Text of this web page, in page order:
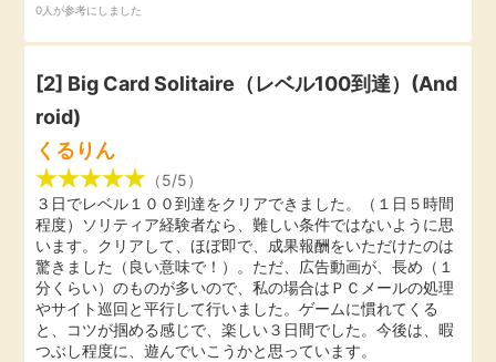
モニター
ポイ活お得情報
お友達紹介
カード比較
進学・教育
美容・健康
月額有料サービス
銀行・金融・投資
家計の固定費
0人が参考にしました
[2] Big Card Solitaire（レベル100到達）(And
roid)
くるりん
（5/5）
３日でレベル１００到達をクリアできました。（１日５時間
程度）ソリティア経験者なら、難しい条件ではないように思
います。クリアして、ほぼ即で、成果報酬をいただけたのは
驚きました（良い意味で！）。ただ、広告動画が、長め（１
分くらい）のものが多いので、私の場合はＰＣメールの処理
やサイト巡回と平行して行いました。ゲームに慣れてくる
と、コツが掴める感じで、楽しい３日間でした。今後は、暇
つぶし程度に、遊んでいこうかと思っています。